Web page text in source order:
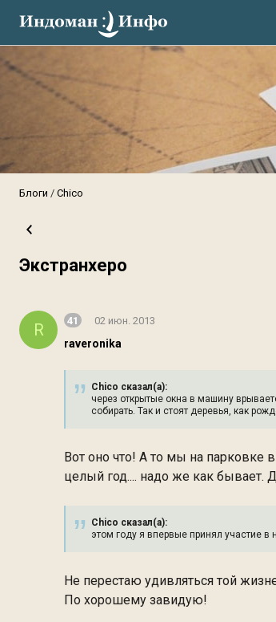
Блоги Chico
Экстранхеро
R 41 02 июн. 2013
raveronika
Chico сказал(а):
через открытые окна в машину
собирать. Так и стоят деревья, как
Вот оно что! А то мы на парковке
целый год.... надо же как бывает.
Chico сказал(а):
этом году я впервые принял участие
Не перестаю удивляться той
По хорошему завидую!